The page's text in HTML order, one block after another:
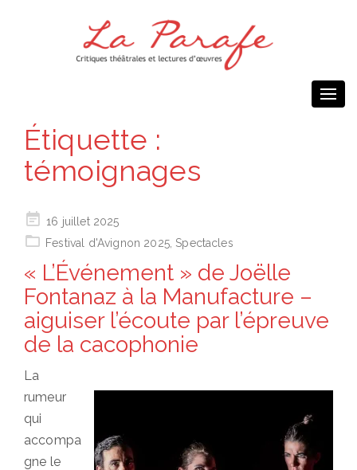
Étiquette :
témoignages
Posted
on
16 juillet 2025
Festival d'Avignon 2025, Spectacles
« L’Événement » de Joëlle
Fontanaz à la Manufacture –
aiguiser l’écoute par l’épreuve
de la cacophonie
La
rumeur
qui
accompa
gne le